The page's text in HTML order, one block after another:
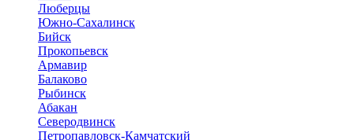
Люберцы
Южно-Сахалинск
Бийск
Прокопьевск
Армавир
Балаково
Рыбинск
Абакан
Северодвинск
Петропавловск-Камчатский